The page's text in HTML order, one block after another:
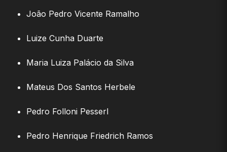
João Pedro Vicente Ramalho
Luize Cunha Duarte
Maria Luiza Palácio da Silva
Mateus Dos Santos Herbele
Pedro Folloni Pesserl
Pedro Henrique Friedrich Ramos